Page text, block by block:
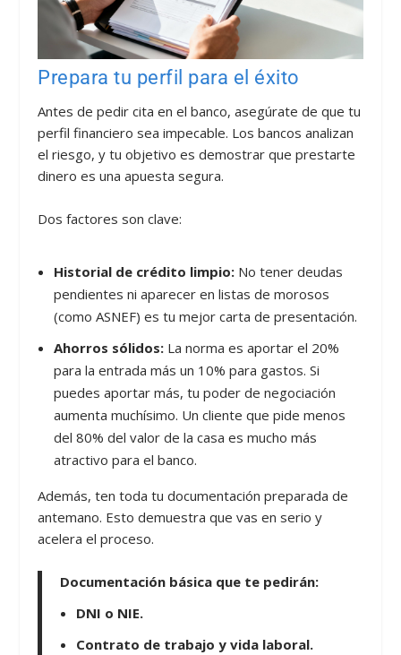
Prepara tu perfil para el éxito
Antes de pedir cita en el banco, asegúrate de que tu
perfil financiero sea impecable. Los bancos analizan
el riesgo, y tu objetivo es demostrar que prestarte
dinero es una apuesta segura.
Dos factores son clave:
Historial de crédito limpio:No tener deudas
pendientes ni aparecer en listas de morosos
(como ASNEF) es tu mejor carta de presentación.
Ahorros sólidos:La norma es aportar el 20%
para la entrada más un 10% para gastos. Si
puedes aportar más, tu poder de negociación
aumenta muchísimo. Un cliente que pide menos
del 80% del valor de la casa es mucho más
atractivo para el banco.
Además, ten toda tu documentación preparada de
antemano. Esto demuestra que vas en serio y
acelera el proceso.
Documentación básica que te pedirán:
DNI o NIE.
Contrato de trabajo y vida laboral.